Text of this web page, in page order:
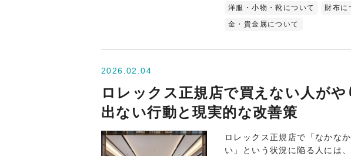
洋服・小物・靴について
財布に
金・貴金属について
2026.02.04
ロレックス正規店で買えない人が
出ない行動と現実的な改善策
ロレックス正規店で「なかな
い」という状況に陥る人には